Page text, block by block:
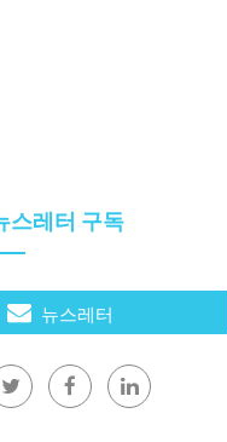
스레터 구독
뉴스레터